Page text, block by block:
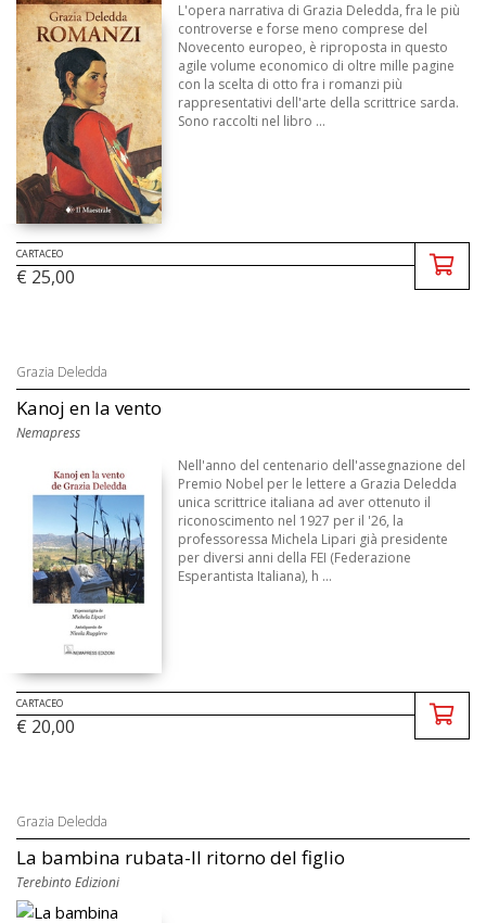
L'opera narrativa di Grazia Deledda, fra le più
controverse e forse meno comprese del
Novecento europeo, è riproposta in questo
agile volume economico di oltre mille pagine
con la scelta di otto fra i romanzi più
rappresentativi dell'arte della scrittrice sarda.
Sono raccolti nel libro ...
CARTACEO
€ 25,00
Grazia Deledda
Kanoj en la vento
Nemapress
Nell'anno del centenario dell'assegnazione del
Premio Nobel per le lettere a Grazia Deledda
unica scrittrice italiana ad aver ottenuto il
riconoscimento nel 1927 per il '26, la
professoressa Michela Lipari già presidente
per diversi anni della FEI (Federazione
Esperantista Italiana), h ...
CARTACEO
€ 20,00
Grazia Deledda
La bambina rubata-Il ritorno del figlio
Terebinto Edizioni